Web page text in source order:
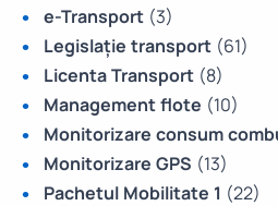
e-Transport (3)
Legislație transport (61)
Licenta Transport (8)
Management flote (10)
Monitorizare consum
Monitorizare GPS (13)
Pachetul Mobilitate 1 (22)